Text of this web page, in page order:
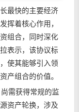
最快的主要经济
挥着核心作用，
组合，同时深化
表示，该协议标
使其能够引入领
产组合的价值。
需获得常规的监
资产轮换，涉及